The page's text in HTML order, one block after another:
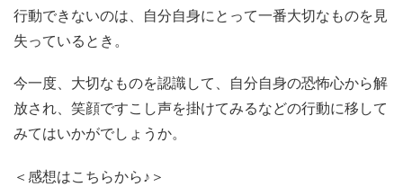
行動できないのは、自分自身にとって一番大切なものを見
失っているとき。
今一度、大切なものを認識して、自分自身の恐怖心から解
放され、笑顔ですこし声を掛けてみるなどの行動に移して
みてはいかがでしょうか。
＜感想はこちらから♪＞